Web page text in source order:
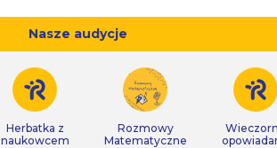
Nasze audycje
Herbatka z
naukowcem
Rozmowy
Matematyczne